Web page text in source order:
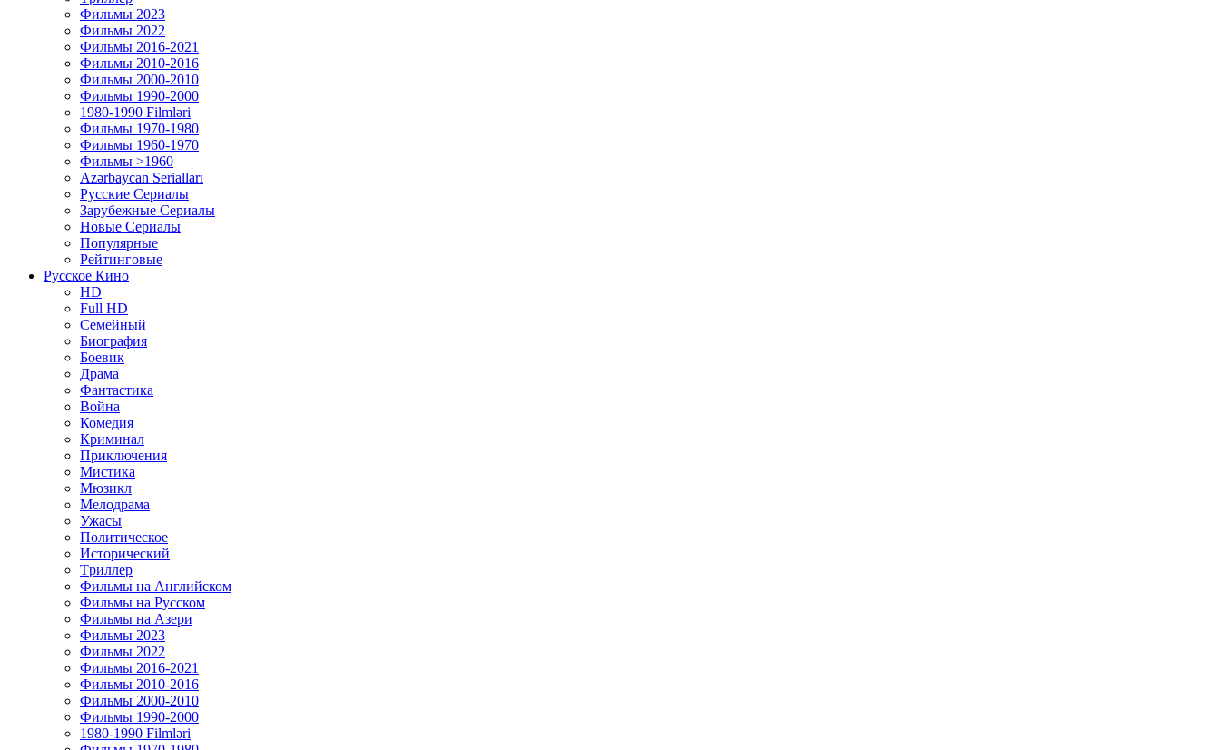
Фильмы 2023
Фильмы 2022
Фильмы 2016-2021
Фильмы 2010-2016
Фильмы 2000-2010
Фильмы 1990-2000
1980-1990 Filmləri
Фильмы 1970-1980
Фильмы 1960-1970
Фильмы >1960
Azərbaycan Serialları
Русские Сериалы
Зарубежные Сериалы
Новые Сериалы
Популярные
Рейтинговые
Русское Кино
HD
Full HD
Семейный
Биография
Боевик
Драма
Фантастика
Война
Комедия
Криминал
Приключения
Мистика
Мюзикл
Мелодрама
Ужасы
Политическое
Исторический
Tриллер
Фильмы на Английском
Фильмы на Русском
Фильмы на Азери
Фильмы 2023
Фильмы 2022
Фильмы 2016-2021
Фильмы 2010-2016
Фильмы 2000-2010
Фильмы 1990-2000
1980-1990 Filmləri